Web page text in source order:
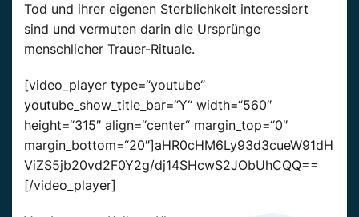
Tod und ihrer eigenen Sterblichkeit interessiert
sind und vermuten darin die Ursprünge
menschlicher Trauer-Rituale.
[video_player type=“youtube“
youtube_show_title_bar=“Y“ width=“560″
height=“315″ align=“center“ margin_top=“0″
margin_bottom=“20″]aHR0cHM6Ly93d3cueW91dH
ViZS5jb20vd2F0Y2g/dj14SHcwS2JObUhCQQ==
[/video_player]